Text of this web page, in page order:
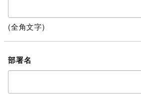
(全角文字)
部署名